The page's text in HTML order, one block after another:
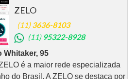
ZELO
(11)3636-8103
(11) 95322-8928
Whitaker, 95
é a maior rede especializada
do Brasil. A ZELO se destaca por